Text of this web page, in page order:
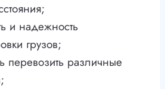
и надежность
грузов;
перевозить различные